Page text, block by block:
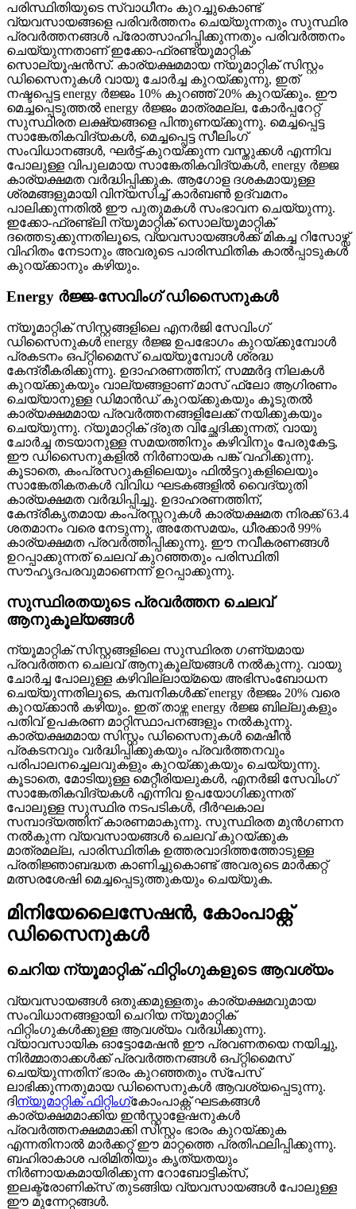
പരിസ്ഥിതിയുടെ സ്വാധീനം കുറച്ചുകൊണ്ട്
വ്യവസായങ്ങളെ പരിവർത്തനം ചെയ്യുന്നതും സുസ്ഥിര
പ്രവർത്തനങ്ങൾ പ്രോത്സാഹിപ്പിക്കുന്നതും പരിവർത്തനം
ചെയ്യുന്നതാണ് ഇക്കോ-ഫ്രണ്ട്യൂമാറ്റിക്
സൊല്യൂഷൻസ്. കാര്യക്ഷമമായ ന്യൂമാറ്റിക് സിസ്റ്റം
ഡിസൈനുകൾ വായു ചോർച്ച കുറയ്ക്കുന്നു, ഇത്
നഷ്ടപ്പെട്ട energy ർജ്ജം 10% കുറഞ്ഞ് 20% കുറയ്ക്കും. ഈ
മെച്ചപ്പെടുത്തൽ energy ർജ്ജം മാത്രമല്ല, കോർപ്പറേറ്റ്
സുസ്ഥിരത ലക്ഷ്യങ്ങളെ പിന്തുണയ്ക്കുന്നു. മെച്ചപ്പെട്ട
സാങ്കേതികവിദ്യകൾ, മെച്ചപ്പെട്ട സീലിംഗ്
സംവിധാനങ്ങൾ, ഘർട്ട്-കുറയ്ക്കുന്ന വസ്തുക്കൾ എന്നിവ
പോലുള്ള വിപുലമായ സാങ്കേതികവിദ്യകൾ, energy ർജ്ജ
കാര്യക്ഷമത വർദ്ധിപ്പിക്കുക. ആഗോള ദശകമായുള്ള
ശ്രമങ്ങളുമായി വിന്യസിച്ച് കാർബൺ ഉദ്വമനം
പാലിക്കുന്നതിൽ ഈ പുതുമകൾ സംഭാവന ചെയ്യുന്നു.
ഇക്കോ-ഫ്രണ്ട്ലി ന്യൂമാറ്റിക് സൊല്യൂമാറ്റിക്
ദത്തെടുക്കുന്നതിലൂടെ, വ്യവസായങ്ങൾക്ക് മികച്ച റിസോഴ്സ്
വിഹിതം നേടാനും അവരുടെ പാരിസ്ഥിതിക കാൽപ്പാടുകൾ
കുറയ്ക്കാനും കഴിയും.
Energy ർജ്ജ-സേവിംഗ് ഡിസൈനുകൾ
ന്യൂമാറ്റിക് സിസ്റ്റങ്ങളിലെ എനർജി സേവിംഗ്
ഡിസൈനുകൾ energy ർജ്ജ ഉപഭോഗം കുറയ്ക്കുമ്പോൾ
പ്രകടനം ഒപ്റ്റിമൈസ് ചെയ്യുമ്പോൾ ശ്രദ്ധ
കേന്ദ്രീകരിക്കുന്നു. ഉദാഹരണത്തിന്, സമ്മർദ്ദ നിലകൾ
കുറയ്ക്കുകയും വാല്യങ്ങളാണ് മാസ് ഫ്ലോ ആഗിരണം
ചെയ്യാനുള്ള ഡിമാൻഡ് കുറയ്ക്കുകയും കൂടുതൽ
കാര്യക്ഷമമായ പ്രവർത്തനങ്ങളിലേക്ക് നയിക്കുകയും
ചെയ്യുന്നു. റ്യൂമാറ്റിക് ദ്രുത വിച്ഛേദിക്കുന്നത്, വായു
ചോർച്ച തടയാനുള്ള സമയത്തിനും കഴിവിനും പേരുകേട്ട,
ഈ ഡിസൈനുകളിൽ നിർണായക പങ്ക് വഹിക്കുന്നു.
കൂടാതെ, കംപ്രസറുകളിലെയും ഫിൽട്ടറുകളിലെയും
സാങ്കേതികതകൾ വിവിധ ഘടകങ്ങളിൽ വൈദ്യുതി
കാര്യക്ഷമത വർദ്ധിപ്പിച്ചു. ഉദാഹരണത്തിന്,
കേന്ദ്രീകൃതമായ കംപ്രസ്സറുകൾ കാര്യക്ഷമത നിരക്ക് 63.4
ശതമാനം വരെ നേടുന്നു, അതേസമയം, ധീരക്കാർ 99%
കാര്യക്ഷമത പ്രവർത്തിപ്പിക്കുന്നു. ഈ നവീകരണങ്ങൾ
ഉറപ്പാക്കുന്നത് ചെലവ് കുറഞ്ഞതും പരിസ്ഥിതി
സൗഹൃദപരവുമാണെന്ന് ഉറപ്പാക്കുന്നു.
സുസ്ഥിരതയുടെ പ്രവർത്തന ചെലവ്
ആനുകൂല്യങ്ങൾ
ന്യൂമാറ്റിക് സിസ്റ്റങ്ങളിലെ സുസ്ഥിരത ഗണ്യമായ
പ്രവർത്തന ചെലവ് ആനുകൂല്യങ്ങൾ നൽകുന്നു. വായു
ചോർച്ച പോലുള്ള കഴിവില്ലായ്മയെ അഭിസംബോധന
ചെയ്യുന്നതിലൂടെ, കമ്പനികൾക്ക് energy ർജ്ജം 20% വരെ
കുറയ്ക്കാൻ കഴിയും. ഇത് താഴ്ന്ന energy ർജ്ജ ബില്ലുകളും
പതിവ് ഉപകരണ മാറ്റിസ്ഥാപനങ്ങളും നൽകുന്നു.
കാര്യക്ഷമമായ സിസ്റ്റം ഡിസൈനുകൾ മെഷീൻ
പ്രകടനവും വർദ്ധിപ്പിക്കുകയും പ്രവർത്തനവും
പരിപാലനച്ചെലവുകളും കുറയ്ക്കുകയും ചെയ്യുന്നു.
കൂടാതെ, മോടിയുള്ള മെറ്റീരിയലുകൾ, എനർജി സേവിംഗ്
സാങ്കേതികവിദ്യകൾ എന്നിവ ഉപയോഗിക്കുന്നത്
പോലുള്ള സുസ്ഥിര നടപടികൾ, ദീർഘകാല
സമ്പാദ്യത്തിന് കാരണമാകുന്നു. സുസ്ഥിരത മുൻഗണന
നൽകുന്ന വ്യവസായങ്ങൾ ചെലവ് കുറയ്ക്കുക
മാത്രമല്ല, പാരിസ്ഥിതിക ഉത്തരവാദിത്തത്തോടുള്ള
പ്രതിജ്ഞാബദ്ധത കാണിച്ചുകൊണ്ട് അവരുടെ മാർക്കറ്റ്
മത്സരശേഷി മെച്ചപ്പെടുത്തുകയും ചെയ്യുക.
മിനിയേലൈസേഷൻ, കോംപാക്റ്റ്
ഡിസൈനുകൾ
ചെറിയ ന്യൂമാറ്റിക് ഫിറ്റിംഗുകളുടെ ആവശ്യം
വ്യവസായങ്ങൾ ഒതുക്കമുള്ളതും കാര്യക്ഷമവുമായ
സംവിധാനങ്ങളായി ചെറിയ ന്യൂമാറ്റിക്
ഫിറ്റിംഗുകൾക്കുള്ള ആവശ്യം വർദ്ധിക്കുന്നു.
വ്യാവസായിക ഓട്ടോമേഷൻ ഈ പ്രവണതയെ നയിച്ചു,
നിർമ്മാതാക്കൾക്ക് പ്രവർത്തനങ്ങൾ ഒപ്റ്റിമൈസ്
ചെയ്യുന്നതിന് ഭാരം കുറഞ്ഞതും സ്പേസ്
ലാഭിക്കുന്നതുമായ ഡിസൈനുകൾ ആവശ്യപ്പെടുന്നു.
ദിന്യൂമാറ്റിക് ഫിറ്റിംഗ്കോംപാക്റ്റ് ഘടകങ്ങൾ
കാര്യക്ഷമമാക്കിയ ഇൻസ്റ്റാളേഷനുകൾ
പ്രവർത്തനക്ഷമമാക്കി സിസ്റ്റം ഭാരം കുറയ്ക്കുക
എന്നതിനാൽ മാർക്കറ്റ് ഈ മാറ്റത്തെ പ്രതിഫലിപ്പിക്കുന്നു.
ബഹിരാകാശ പരിമിതിയും കൃത്യതയും
നിർണായകമായിരിക്കുന്ന റോബോട്ടിക്സ്,
ഇലക്ട്രോണിക്സ് തുടങ്ങിയ വ്യവസായങ്ങൾ പോലുള്ള
ഈ മുന്നേറ്റങ്ങൾ.